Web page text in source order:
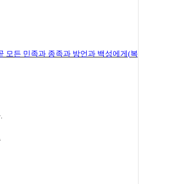
모든 민족과 종족과 방언과 백성에게(복
.